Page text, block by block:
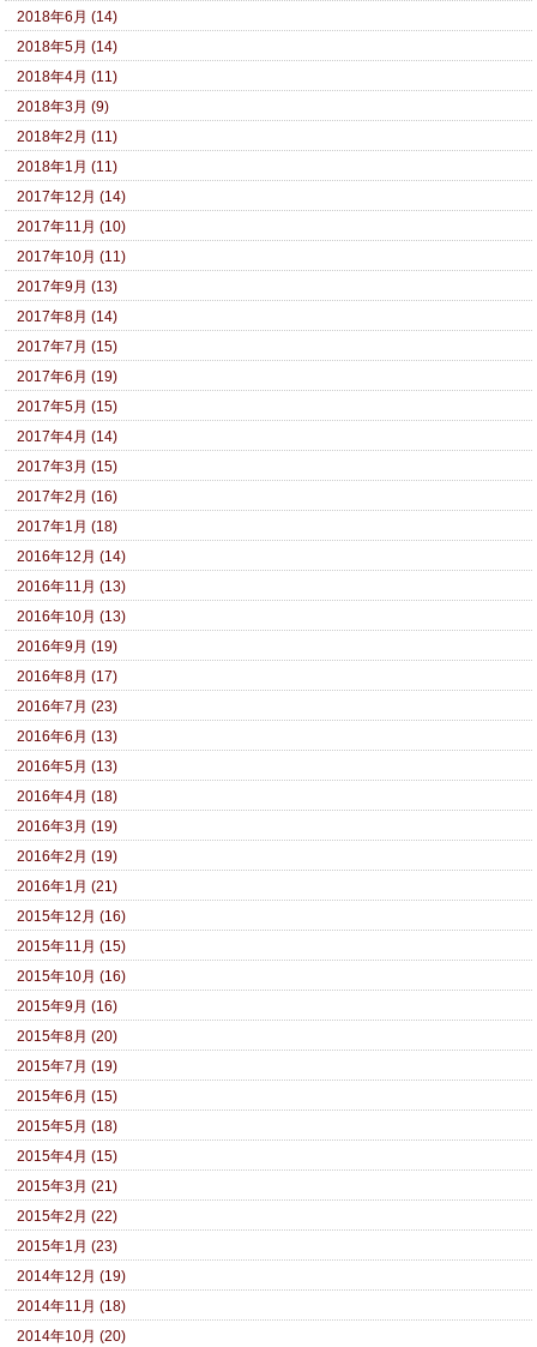
2018年6月 (14)
2018年5月 (14)
2018年4月 (11)
2018年3月 (9)
2018年2月 (11)
2018年1月 (11)
2017年12月 (14)
2017年11月 (10)
2017年10月 (11)
2017年9月 (13)
2017年8月 (14)
2017年7月 (15)
2017年6月 (19)
2017年5月 (15)
2017年4月 (14)
2017年3月 (15)
2017年2月 (16)
2017年1月 (18)
2016年12月 (14)
2016年11月 (13)
2016年10月 (13)
2016年9月 (19)
2016年8月 (17)
2016年7月 (23)
2016年6月 (13)
2016年5月 (13)
2016年4月 (18)
2016年3月 (19)
2016年2月 (19)
2016年1月 (21)
2015年12月 (16)
2015年11月 (15)
2015年10月 (16)
2015年9月 (16)
2015年8月 (20)
2015年7月 (19)
2015年6月 (15)
2015年5月 (18)
2015年4月 (15)
2015年3月 (21)
2015年2月 (22)
2015年1月 (23)
2014年12月 (19)
2014年11月 (18)
2014年10月 (20)